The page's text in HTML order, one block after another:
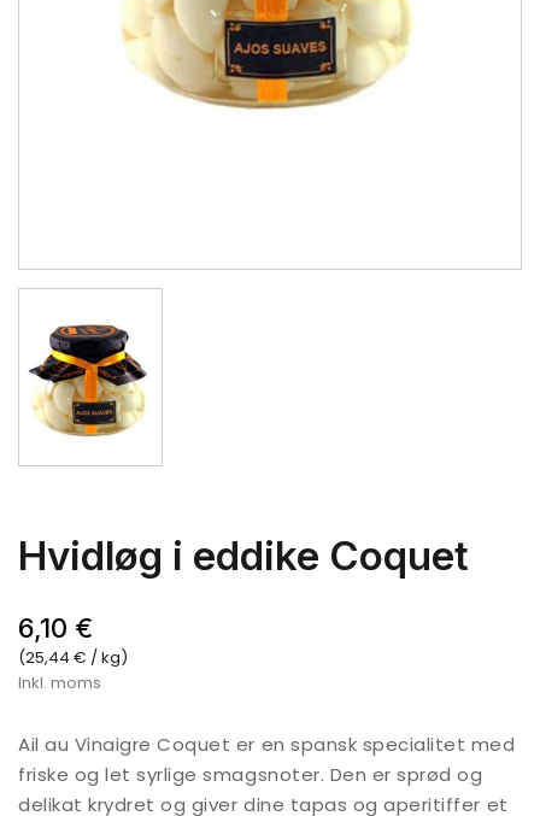
Hvidløg i eddike Coquet
6,10 €
(25,44 € / kg)
Inkl. moms
Ail au Vinaigre Coquet er en spansk specialitet med
friske og let syrlige smagsnoter. Den er sprød og
delikat krydret og giver dine tapas og aperitiffer et